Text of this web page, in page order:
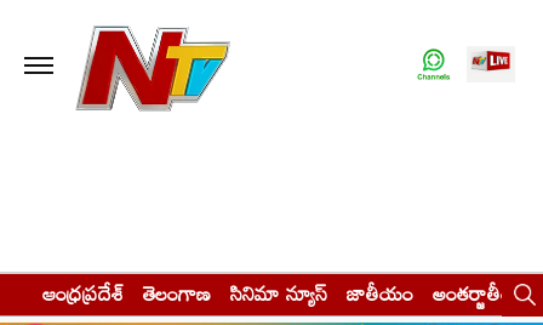
ఆంధ్రప్రదేశ్ తెలంగాణ సినిమా న్యూస్ జాతీయం అంతర్జాతీయం